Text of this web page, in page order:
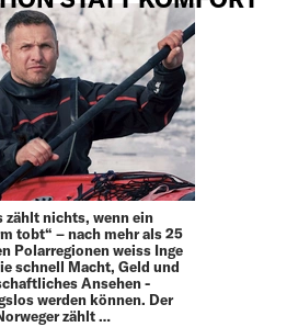
zählt nichts, wenn ein
tobt“ – nach mehr als 25
Polarregionen weiss Inge
schnell Macht, Geld und
Ansehen
werden können. Der
zählt …